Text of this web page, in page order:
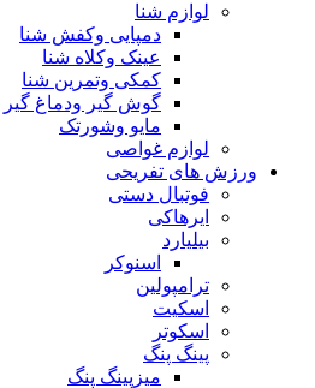
لوازم شنا
دمپایی وکفش شنا
عینک وکلاه شنا
کمکی وتمرین شنا
گوش گیر ودماغ گیر
مایو وشورتک
لوازم غواصی
ورزش های تفریحی
فوتبال دستی
ایرهاکی
بیلیارد
اسنوکر
ترامپولین
اسکیت
اسکوتر
پینگ پنگ
میزپینگ پنگ